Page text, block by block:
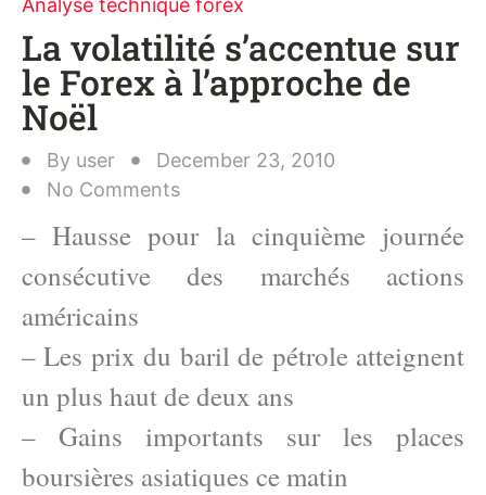
Analyse technique forex
La volatilité s’accentue sur
le Forex à l’approche de
Noël
By user
December 23, 2010
No Comments
– Hausse pour la cinquième journée
consécutive des marchés actions
américains
– Les prix du baril de pétrole atteignent
un plus haut de deux ans
– Gains importants sur les places
boursières asiatiques ce matin